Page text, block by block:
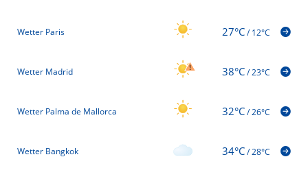
Wetter Paris 27°C/12°C
Wetter Madrid 38°C/23°C
Wetter Palma de Mallorca 32°C/26°C
Wetter Bangkok 34°C/28°C